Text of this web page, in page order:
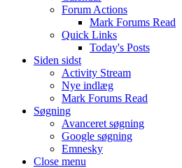
Forum Actions
Mark Forums Read
Quick Links
Today's Posts
Siden sidst
Activity Stream
Nye indlæg
Mark Forums Read
Søgning
Avanceret søgning
Google søgning
Emnesky
Close menu